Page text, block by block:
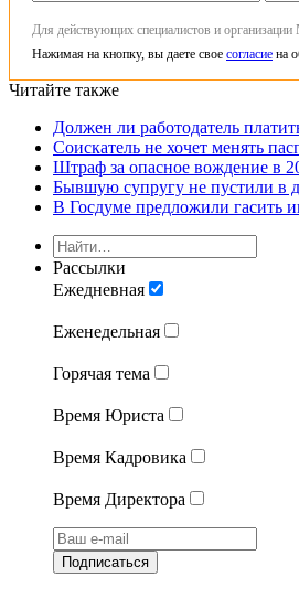
Для действующих специалистов и
Нажимая на кнопку, вы даете свое согласие на
Читайте также
Должен ли работодатель
Соискатель не хочет менять
Штраф за опасное вождение в
Бывшую супругу не пустили в
В Госдуме предложили гасить
Рассылки
Ежедневная
Еженедельная
Горячая тема
Время Юриста
Время Кадровика
Время Директора
Подписаться